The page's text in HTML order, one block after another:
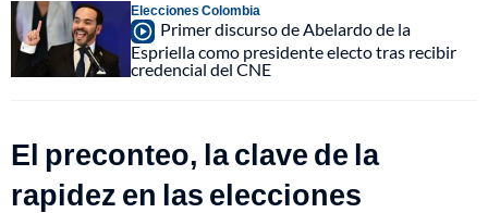
Elecciones Colombia
Primer discurso de Abelardo de la
Espriella como presidente electo tras recibir
credencial del CNE
El preconteo, la clave de la
rapidez en las elecciones